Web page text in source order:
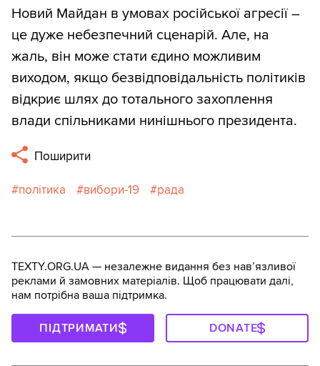
Новий Майдан в умовах російської агресії –
це дуже небезпечний сценарій. Але, на
жаль, він може стати єдино можливим
виходом, якщо безвідповідальність політиків
відкриє шлях до тотального захоплення
влади спільниками нинішнього президента.
Поширити
політика вибори-19 рада
TEXTY.ORG.UA — незалежне видання без навʼязливої
реклами й замовних матеріалів. Щоб працювати далі,
нам потрібна ваша підтримка.
ПІДТРИМАТИ DONATE